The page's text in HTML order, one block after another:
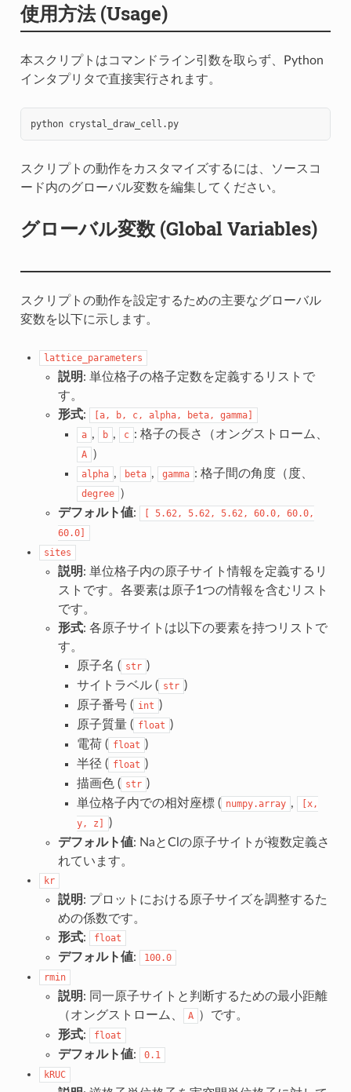
使用方法 (Usage)
本スクリプトはコマンドライン引数を取らず、Python
インタプリタで直接実行されます。
python crystal_draw_cell.py
スクリプトの動作をカスタマイズするには、ソースコ
ード内のグローバル変数を編集してください。
グローバル変数 (Global Variables)
スクリプトの動作を設定するための主要なグローバル
変数を以下に示します。
lattice_parameters
説明: 単位格子の格子定数を定義するリストで
す。
形式: [a, b, c, alpha, beta,
gamma]
a , b , c : 格子の長さ（オングストローム、
A ）
alpha , beta , gamma : 格子間の角度（度、
degree ）
デフォルト値: [ 5.62, 5.62, 5.62, 60.0,
60.0,
60.0]
sites
説明: 単位格子内の原子サイト情報を定義するリ
ストです。各要素は原子1つの情報を含むリスト
です。
形式: 各原子サイトは以下の要素を持つリストで
す。
原子名 ( str )
サイトラベル ( str )
原子番号 ( int )
原子質量 ( float )
電荷 ( float )
半径 ( float )
描画色 ( str )
単位格子内での相対座標 ( numpy.array ,
[x,
y,
z]
)
デフォルト値: NaとClの原子サイトが複数定義さ
れています。
kr
説明: プロットにおける原子サイズを調整するた
めの係数です。
形式: float
デフォルト値:
100.0
rmin
説明: 同一原子サイトと判断するための最小距離
（オングストローム、
A ）です。
形式: float
デフォルト値:
0.1
kRUC